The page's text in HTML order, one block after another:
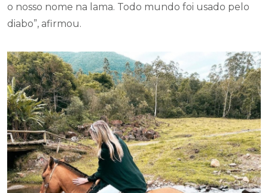
o nosso nome na lama. Todo mundo foi usado pelo
diabo”, afirmou.